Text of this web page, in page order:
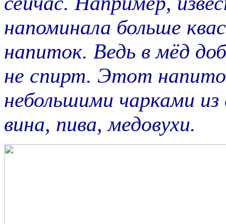
напоминала больше
напиток. Ведь в мёд
не спирт. Этот
небольшими чарками
вина, пива, медовухи.